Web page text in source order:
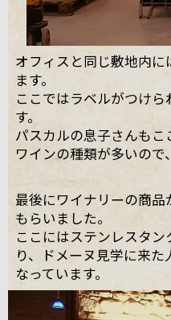
オフィスと同じ敷地内
ます。
ここではラベルがつけ
す。
パスカルの息子さんもこ
ワインの種類が多いので
最後にワイナリーの商
もらいました。
ここにはステンレスタ
り、ドメーヌ見学に来
なっています。